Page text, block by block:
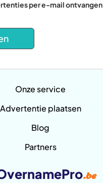
per e-mail ontvangen
Onze service
Advertentie plaatsen
Blog
Partners
.be